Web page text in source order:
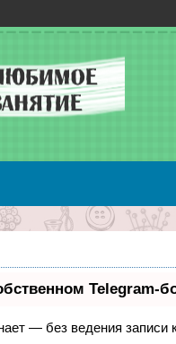
Telegram-
— без ведения